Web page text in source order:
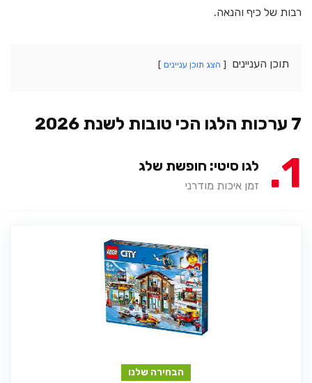
רבות של כיף והנאה.
תוכן העניינים הצג תוכן עניינים
7 ערכות הלגו הכי טובות לשנת 2026
1 לגו סיטי: חופשת שלג
זמן איכות מודרני
הבחירה שלנו